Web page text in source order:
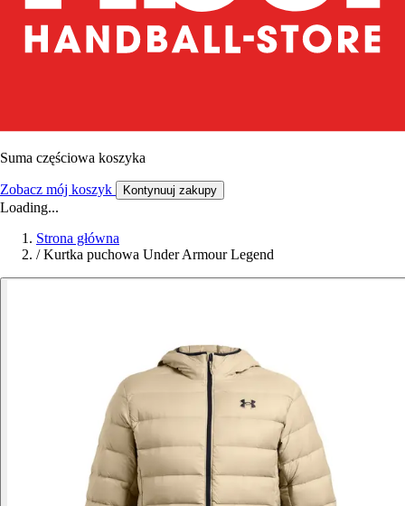
Suma częściowa koszyka
Zobacz mój koszyk Kontynuuj zakupy
Loading...
Strona główna
/ Kurtka puchowa Under Armour Legend